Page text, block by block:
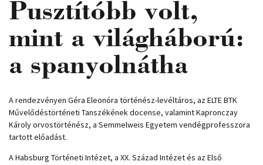
Pusztítóbb volt,
mint a világháború:
a spanyolnátha
A rendezvényen Géra Eleonóra történész-levéltáros, az ELTE BTK
Művelődéstörténeti Tanszékének docense, valamint Kapronczay
Károly orvostörténész, a Semmelweis Egyetem vendégprofesszora
tartott előadást.
A Habsburg Történeti Intézet, a XX. Század Intézet és az Első